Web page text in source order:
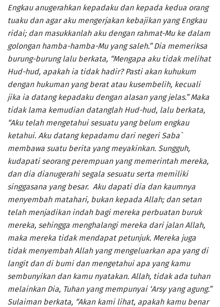
Engkau anugerahkan kepadaku dan kepada kedua orang
tuaku dan agar aku mengerjakan kebajikan yang Engkau
ridai; dan masukkanlah aku dengan rahmat-Mu ke dalam
golongan hamba-hamba-Mu yang saleh.” Dia memeriksa
burung-burung lalu berkata, “Mengapa aku tidak melihat
Hud-hud, apakah ia tidak hadir? Pasti akan kuhukum
dengan hukuman yang berat atau kusembelih, kecuali
jika ia datang kepadaku dengan alasan yang jelas.” Maka
tidak lama kemudian datanglah Hud-hud, lalu berkata,
“Aku telah mengetahui sesuatu yang belum engkau
ketahui. Aku datang kepadamu dari negeri Saba`
membawa suatu berita yang meyakinkan. Sungguh,
kudapati seorang perempuan yang memerintah mereka,
dan dia dianugerahi segala sesuatu serta memiliki
singgasana yang besar. Aku dapati dia dan kaumnya
menyembah matahari, bukan kepada Allah; dan setan
telah menjadikan indah bagi mereka perbuatan buruk
mereka, sehingga menghalangi mereka dari jalan Allah,
maka mereka tidak mendapat petunjuk. Mereka juga
tidak menyembah Allah yang mengeluarkan apa yang di
langit dan di bumi dan mengetahui apa yang kamu
sembunyikan dan kamu nyatakan. Allah, tidak ada tuhan
melainkan Dia, Tuhan yang mempunyai ‘Arsy yang agung.”
Sulaiman berkata, “Akan kami lihat, apakah kamu benar